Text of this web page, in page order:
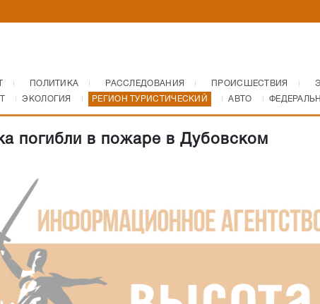
ПОЛИТИКА РАССЛЕДОВАНИЯ ПРОИСШЕСТВИЯ
ЭКОЛОГИЯ РЕГИОН ТУРИСТИЧЕСКИЙ АВТО
погибли в пожаре в Дубовском